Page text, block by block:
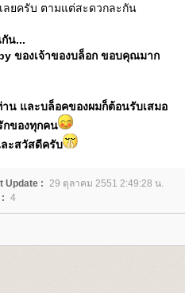
ลยครับ ตามแต่สะดวกละกัน
น...
ของเจ้าของบล็อก ขอบคุณมาก
น และบล็อคของผมก็ต้อนรับเสมอ
ของทุกคน
ะสวัสดีครับ
Update : 29 ตุลาคม 2551 2:49:28 น.
4